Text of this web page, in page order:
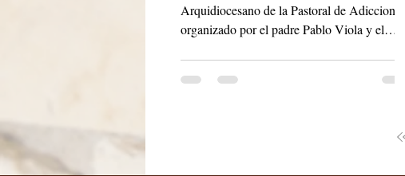
Arquidiocesano de la Pastoral de Adicciones,
organizado por el padre Pablo Viola y el
nosotras como comunidad; Hna. Marisa como